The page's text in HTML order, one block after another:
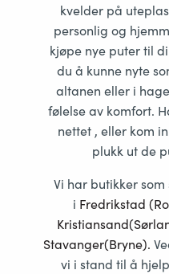
kvelder på
personlig og
kjøpe nye puter til
du å kunne nyte
altanen eller i
følelse av komfort.
nettet , eller kom
plukk ut de
Vi har butikker
i Fredrikstad
Stavanger(Bryne).
vi i stand til å